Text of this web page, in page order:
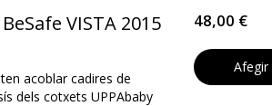
VISTA 2015
acoblar cadires de
dels cotxets UPPAbaby
48,00 €
Afegir